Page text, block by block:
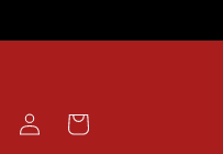
Accedi Carrello